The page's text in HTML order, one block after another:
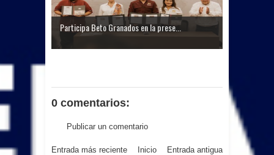
Participa Beto Granados en la prese...
0 comentarios:
Publicar un comentario
Entrada más reciente Entrada antigua
Inicio